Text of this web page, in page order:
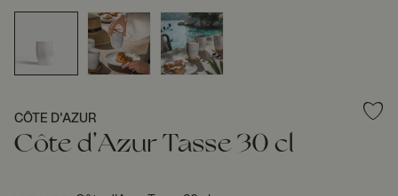
CÔTE D'AZUR
Côte d'Azur Tasse 30 cl